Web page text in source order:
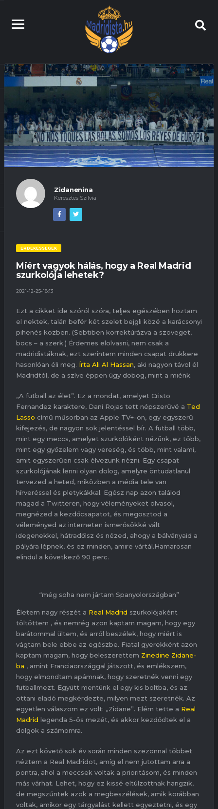
Zidanenina
Keresztes Szilvia
ÉRDEKESSÉGEK
Miért vagyok hálás, hogy a Real Madrid
szurkolója lehetek?
2021-12-25-18:13
Ezt a cikket ide szóról szóra, teljes egészében hoztam
el nektek, talán befér két szelet bejgli közé a karácsonyi
pihenés közben. (Sebtiben korrektúrázva a szöveget,
bocs – a szerk.) Érdemes elolvasni, nem csak a
madridistáknak, ezt szerintem minden csapat drukkere
hasonlóan éli meg. Írta Ali Al Hassan, aki nagyon távol él
Madridtól, de a szíve éppen úgy dobog, mint a miénk.
„A futball az élet”. Ez a mondat, amelyet Cristo
Fernandez karaktere, Dani Rojas tett népszerűvé a Ted
Lasso című műsorban az Apple TV+-on, egy egyszerű
kifejezés, de nagyon sok jelentéssel bír. A futball több,
mint egy meccs, amelyet szurkolóként nézünk, ez több,
mint egy győzelem vagy vereség, és több, mint valami,
amit egyszerűen csak élvezünk nézni. Egy csapat
szurkolójának lenni olyan dolog, amelyre öntudatlanul
tervezed a heted, miközben a média tele van
hírveréssel és pletykákkal. Egész nap azon találod
magad a Twitteren, hogy véleményeket olvasol,
megnézed a kezdőcsapatot, és megosztod a
véleményed az interneten ismerősökké vált
idegenekkel, hátradőlsz és nézed, ahogy a bálványaid a
pályára lépnek, és ez minden, amire vártál.Hamarosan
elindul a következő 90 perc.
“még soha nem jártam Spanyolországban”
Életem nagy részét a Real Madrid szurkolójaként
töltöttem , és nemrég azon kaptam magam, hogy egy
barátommal ültem, és arról beszélek, hogy miért is
vágtam bele ebbe az egészbe. Fiatal gyerekként azon
kaptam magam, hogy beleszerettem Zinedine Zidane-
ba , amint Franciaországgal játszott, és emlékszem,
hogy elmondtam apámnak, hogy szeretnék venni egy
futballmezt. Együtt mentünk el egy kis boltba, és az
ottani eladó megkérdezte, milyen mezt szeretnék. Az
egyetlen válaszom ez volt: „Zidane”. Elém tette a Real
Madrid legenda 5-ös mezét, és akkor kezdődtek el a
dolgok a számomra.
Az ezt követő sok év során minden szezonnal többet
néztem a Real Madridot, amíg el nem jutottam arra a
pontra, ahol a meccsek voltak a prioritásom, és minden
más várhat. Lehet, hogy ez kissé eltúlzottnak hangzik,
de megszűntek azok a megbeszélések, amik korábban
voltak, amikor egy tárgyalást kellett egyeztetni, és egy